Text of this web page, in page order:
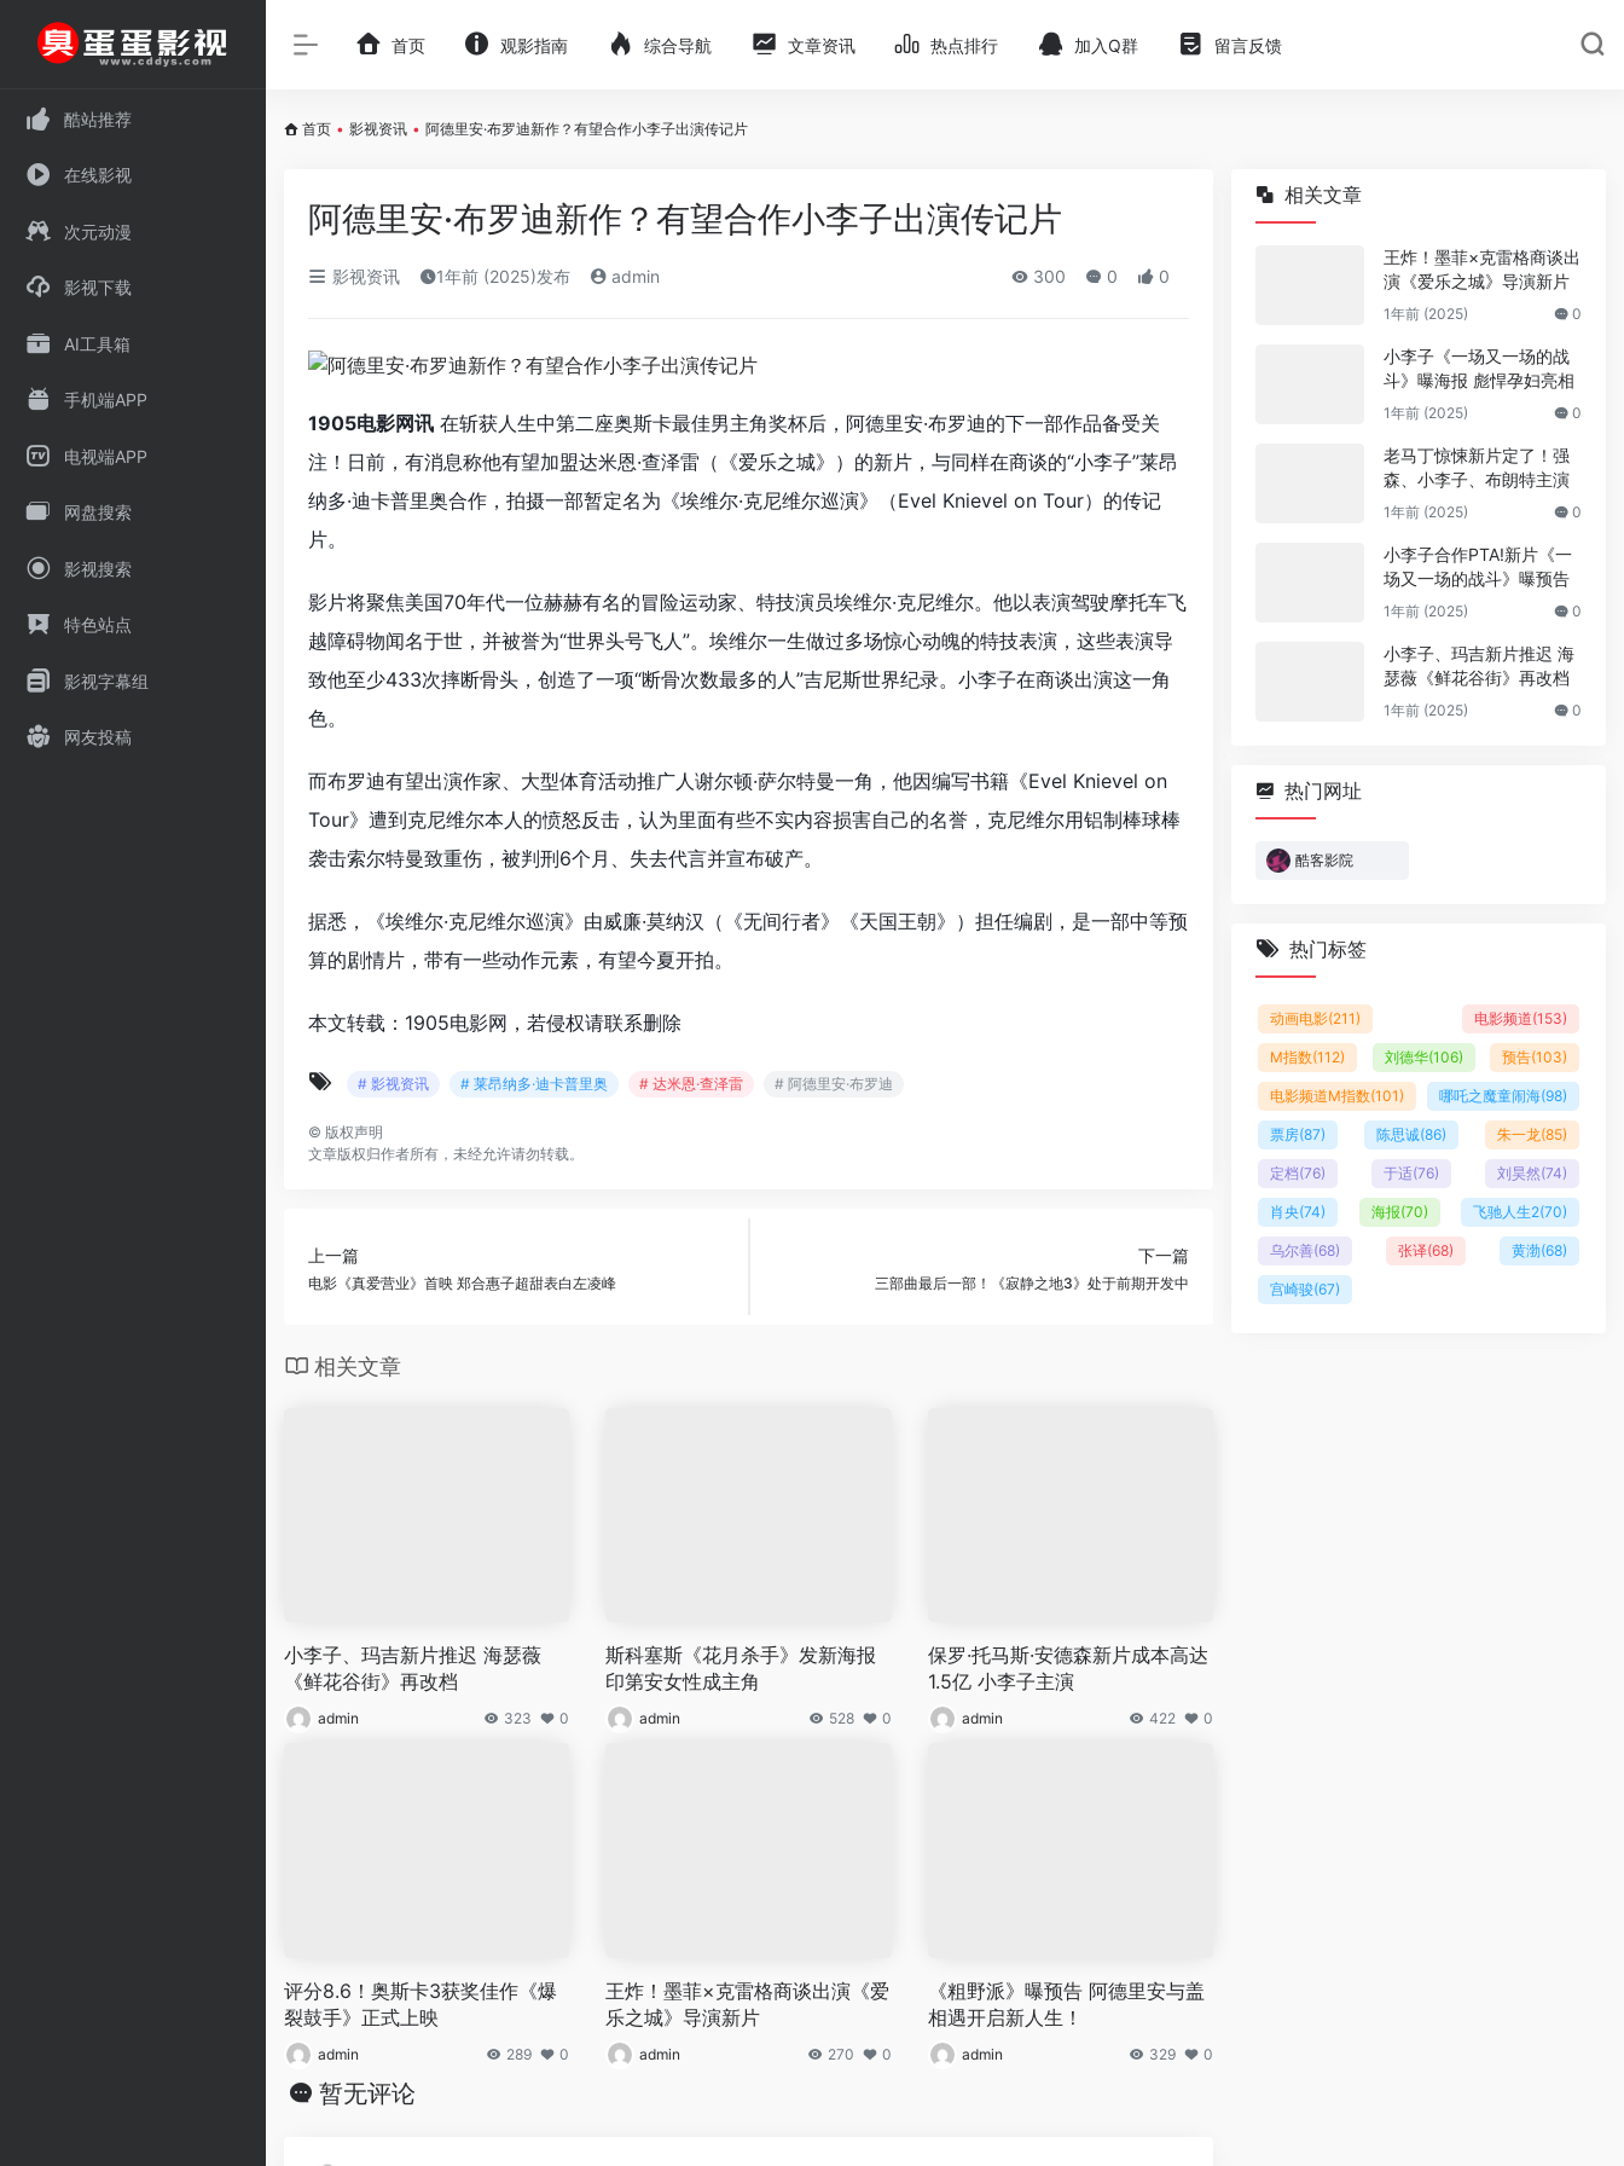
酷站推荐
在线影视
次元动漫
影视下载
AI工具箱
手机端APP
电视端APP
网盘搜索
影视搜索
特色站点
影视字幕组
网友投稿
首页 观影指南 综合导航 文章资讯 热点排行 加入Q群 留言反馈
首页 • 影视资讯 • 阿德里安·布罗迪新作？有望合作小李子出演传记片
阿德里安·布罗迪新作？有望合作小李子出演传记片
影视资讯 1年前 (2025)发布 admin 300 0 0
1905电影网讯 在斩获人生中第二座奥斯卡最佳男主角奖杯后，阿德里安·布罗迪的下一部作品备受关
注！日前，有消息称他有望加盟达米恩·查泽雷（《爱乐之城》）的新片，与同样在商谈的“小李子”莱昂
纳多·迪卡普里奥合作，拍摄一部暂定名为《埃维尔·克尼维尔巡演》（Evel Knievel on Tour）的传记
片。
影片将聚焦美国70年代一位赫赫有名的冒险运动家、特技演员埃维尔·克尼维尔。他以表演驾驶摩托车飞
越障碍物闻名于世，并被誉为“世界头号飞人”。埃维尔一生做过多场惊心动魄的特技表演，这些表演导
致他至少433次摔断骨头，创造了一项“断骨次数最多的人”吉尼斯世界纪录。小李子在商谈出演这一角
色。
而布罗迪有望出演作家、大型体育活动推广人谢尔顿·萨尔特曼一角，他因编写书籍《Evel Knievel on
Tour》遭到克尼维尔本人的愤怒反击，认为里面有些不实内容损害自己的名誉，克尼维尔用铝制棒球棒
袭击索尔特曼致重伤，被判刑6个月、失去代言并宣布破产。
据悉，《埃维尔·克尼维尔巡演》由威廉·莫纳汉（《无间行者》《天国王朝》）担任编剧，是一部中等预
算的剧情片，带有一些动作元素，有望今夏开拍。
本文转载：1905电影网，若侵权请联系删除
# 影视资讯 # 莱昂纳多·迪卡普里奥 # 达米恩·查泽雷 # 阿德里安·布罗迪
© 版权声明
文章版权归作者所有，未经允许请勿转载。
上一篇
电影《真爱营业》首映 郑合惠子超甜表白左凌峰
下一篇
三部曲最后一部！《寂静之地3》处于前期开发中
相关文章
小李子、玛吉新片推迟 海瑟薇
《鲜花谷街》再改档
admin 323 0
斯科塞斯《花月杀手》发新海报
印第安女性成主角
admin 528 0
保罗·托马斯·安德森新片成本高达
1.5亿 小李子主演
admin 422 0
评分8.6！奥斯卡3获奖佳作《爆
裂鼓手》正式上映
admin 289 0
王炸！墨菲×克雷格商谈出演《爱
乐之城》导演新片
admin 270 0
《粗野派》曝预告 阿德里安与盖
相遇开启新人生！
admin 329 0
暂无评论
相关文章
王炸！墨菲×克雷格商谈出
演《爱乐之城》导演新片
1年前 (2025) 0
小李子《一场又一场的战
斗》曝海报 彪悍孕妇亮相
1年前 (2025) 0
老马丁惊悚新片定了！强
森、小李子、布朗特主演
1年前 (2025) 0
小李子合作PTA!新片《一
场又一场的战斗》曝预告
1年前 (2025) 0
小李子、玛吉新片推迟 海
瑟薇《鲜花谷街》再改档
1年前 (2025) 0
热门网址
酷客影院
热门标签
动画电影(211) 电影频道(153)
M指数(112) 刘德华(106) 预告(103)
电影频道M指数(101) 哪吒之魔童闹海(98)
票房(87) 陈思诚(86) 朱一龙(85)
定档(76) 于适(76) 刘昊然(74)
肖央(74) 海报(70) 飞驰人生2(70)
乌尔善(68) 张译(68) 黄渤(68)
宫崎骏(67)